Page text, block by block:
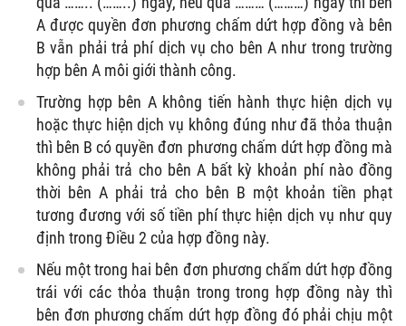
A được quyền đơn phương chấm dứt hợp đồng và bên
B vẫn phải trả phí dịch vụ cho bên A như trong trường
hợp bên A môi giới thành công.
Trường hợp bên A không tiến hành thực hiện dịch vụ
hoặc thực hiện dịch vụ không đúng như đã thỏa thuận
thì bên B có quyền đơn phương chấm dứt hợp đồng mà
không phải trả cho bên A bất kỳ khoản phí nào đồng
thời bên A phải trả cho bên B một khoản tiền phạt
tương đương với số tiền phí thực hiện dịch vụ như quy
định trong Điều 2 của hợp đồng này.
Nếu một trong hai bên đơn phương chấm dứt hợp đồng
trái với các thỏa thuận trong trong hợp đồng này thì
bên đơn phương chấm dứt hợp đồng đó phải chịu một